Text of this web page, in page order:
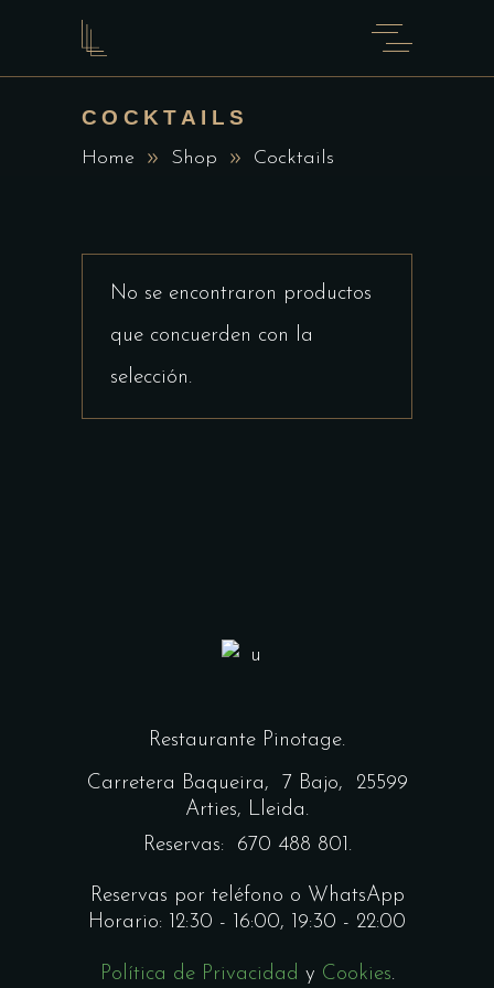
COCKTAILS
Home Shop Cocktails
No se encontraron productos
que concuerden con la
selección.
Restaurante Pinotage.
Carretera Baqueira,
7 Bajo, 25599
Arties, Lleida.
Reservas: 670 488 801.
Reservas por teléfono o WhatsApp
Horario: 12:30 - 16:00, 19:30 - 22:00
Política de Privacidad y Cookies.